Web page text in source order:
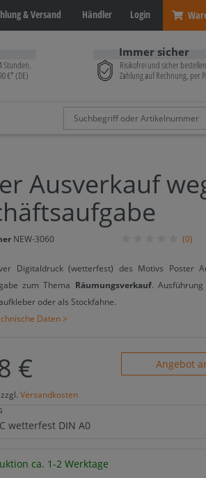
& Versand Händler Login
Stunden.
€* (DE)
Immer sicher
Risikofrei und sicher bestellen.
Zahlung auf Rechnung, per
Ausverkauf
NEW-3060 (0)
Digitaldruck (wetterfest) des Motivs Poster
zum Thema Räumungsverkauf.
oder als Stockfahne.
Daten >
€
Versandkosten
Angebot
ca. 1-2 Werktage